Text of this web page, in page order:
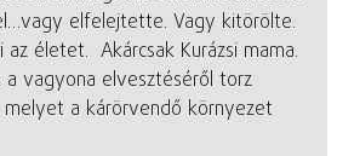
elfelejtette. Vagy kitörölte.
életet. Akárcsak Kurázsi mama.
a vagyona elvesztéséről torz
a kárörvendő környezet